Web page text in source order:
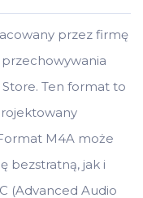
przez firmę
Ten format to
M4A może
bezstratną, jak i
(Advanced Audio